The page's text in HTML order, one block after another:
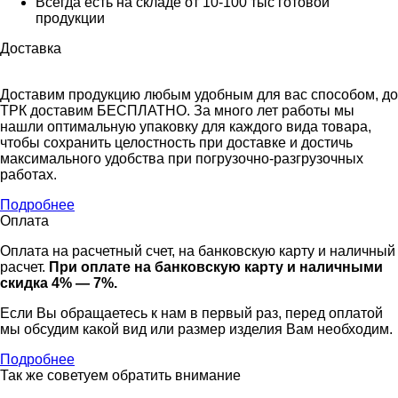
продукции
Доставка
Доставим продукцию любым удобным для вас способом, до
ТРК доставим БЕСПЛАТНО. За много лет работы мы
нашли оптимальную упаковку для каждого вида товара,
чтобы сохранить целостность при доставке и достичь
максимального удобства при погрузочно-разгрузочных
работах.
Подробнее
Оплата
Оплата на расчетный счет, на банковскую карту и наличный
расчет. При оплате на банковскую карту и наличными
скидка 4% — 7%.
Если Вы обращаетесь к нам в первый раз, перед оплатой
мы обсудим какой вид или размер изделия Вам необходим.
Подробнее
Так же советуем обратить внимание